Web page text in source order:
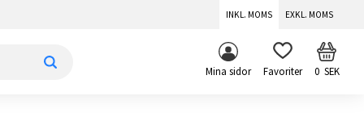
INKL. MOMS EXKL. MOMS
Mina sidor FAVORITER 0SEK